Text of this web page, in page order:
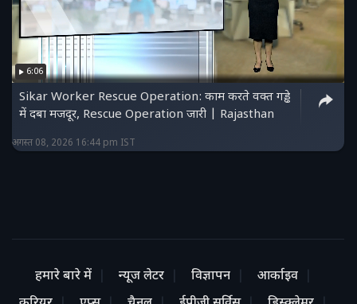
6:06
Sikar Worker Rescue Operation: काम करते वक्त गड्ढे
में दबा मजदूर, Rescue Operation जारी | Rajasthan
अगस्त 08, 2026 16:44 pm IST
हमारे बारे में न्यूज लेटर विज्ञापन
आर्काइव